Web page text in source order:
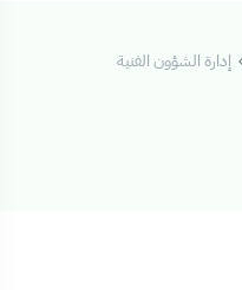
إدارة الشؤون الفنية